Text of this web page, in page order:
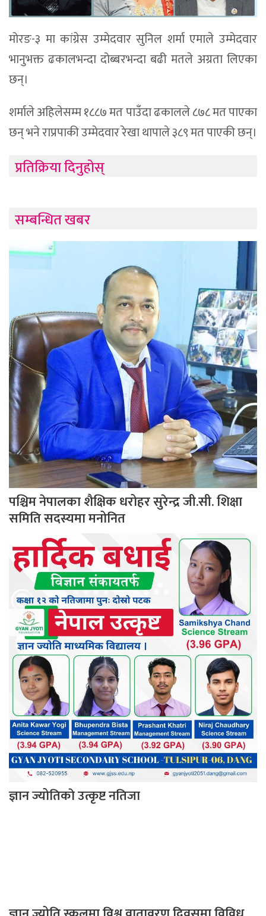
मोरङ-३ मा कांग्रेस उम्मेदवार सुनिल शर्मा एमाले उम्मेदवार
भानुभक्त ढकालभन्दा दोब्बरभन्दा बढी मतले अग्रता लिएका
छन्।
शर्माले अहिलेसम्म १८८७ मत पाउँदा ढकालले ८७८ मत पाएका
छन् भने राप्रपाकी उम्मेदवार रेखा थापाले ३८९ मत पाएकी छन्।
प्रतिक्रिया दिनुहोस्
सम्बन्धित खबर
पश्चिम नेपालका शैक्षिक धरोहर सुरेन्द्र जी.सी. शिक्षा
समिति सदस्यमा मनोनित
ज्ञान ज्योतिकाे उत्कृष्ट नतिजा